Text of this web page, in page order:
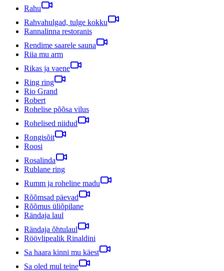
Rahu
Rahvahulgad, tulge kokku
Rannalinna restoranis
Rendime saarele sauna
Riia mu arm
Rikas ja vaene
Ring ring
Rio Grand
Robert
Rohelise põõsa vilus
Rohelised niidud
Rongisõit
Roosi
Rosalinda
Rublane ring
Rumm ja roheline madu
Rõõmsad päevad
Rõõmus üliõpilane
Rändaja laul
Rändaja õhtulaul
Röövlipealik Rinaldini
Sa haara kinni mu käest
Sa oled mul teine